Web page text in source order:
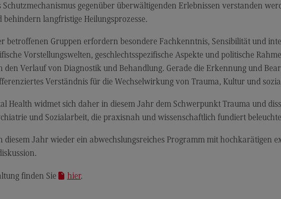
Schutzmechanismus gegenüber überwältigenden Erlebnissen verstanden
behindern langfristige Heilungsprozesse.
betroffenen Gruppen erfordern besondere Fachkenntnis, Sensibilität und
Vorstellungswelten, geschlechtsspezifische Aspekte und politische
den Verlauf von Diagnostik und Behandlung. Gerade die Erkennung und
Verständnis für die Wechselwirkung von Trauma, Kultur und
Health widmet sich daher in diesem Jahr dem Schwerpunkt Trauma und
und Sozialarbeit, die praxisnah und wissenschaftlich fundiert
diesem Jahr wieder ein abwechslungsreiches Programm mit hochkarätigen
finden Sie hier.